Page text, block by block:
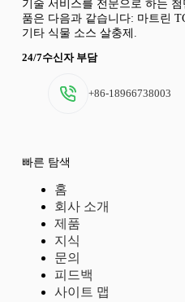
기술 서비스를 전문으로 하는
품은 다음과 같습니다: 마트린
기타 식물 소스 살충제.
24/7수신자 부담
+86-18966738003
빠른 탐색
홈
회사 소개
제품
지식
문의
피드백
사이트 맵